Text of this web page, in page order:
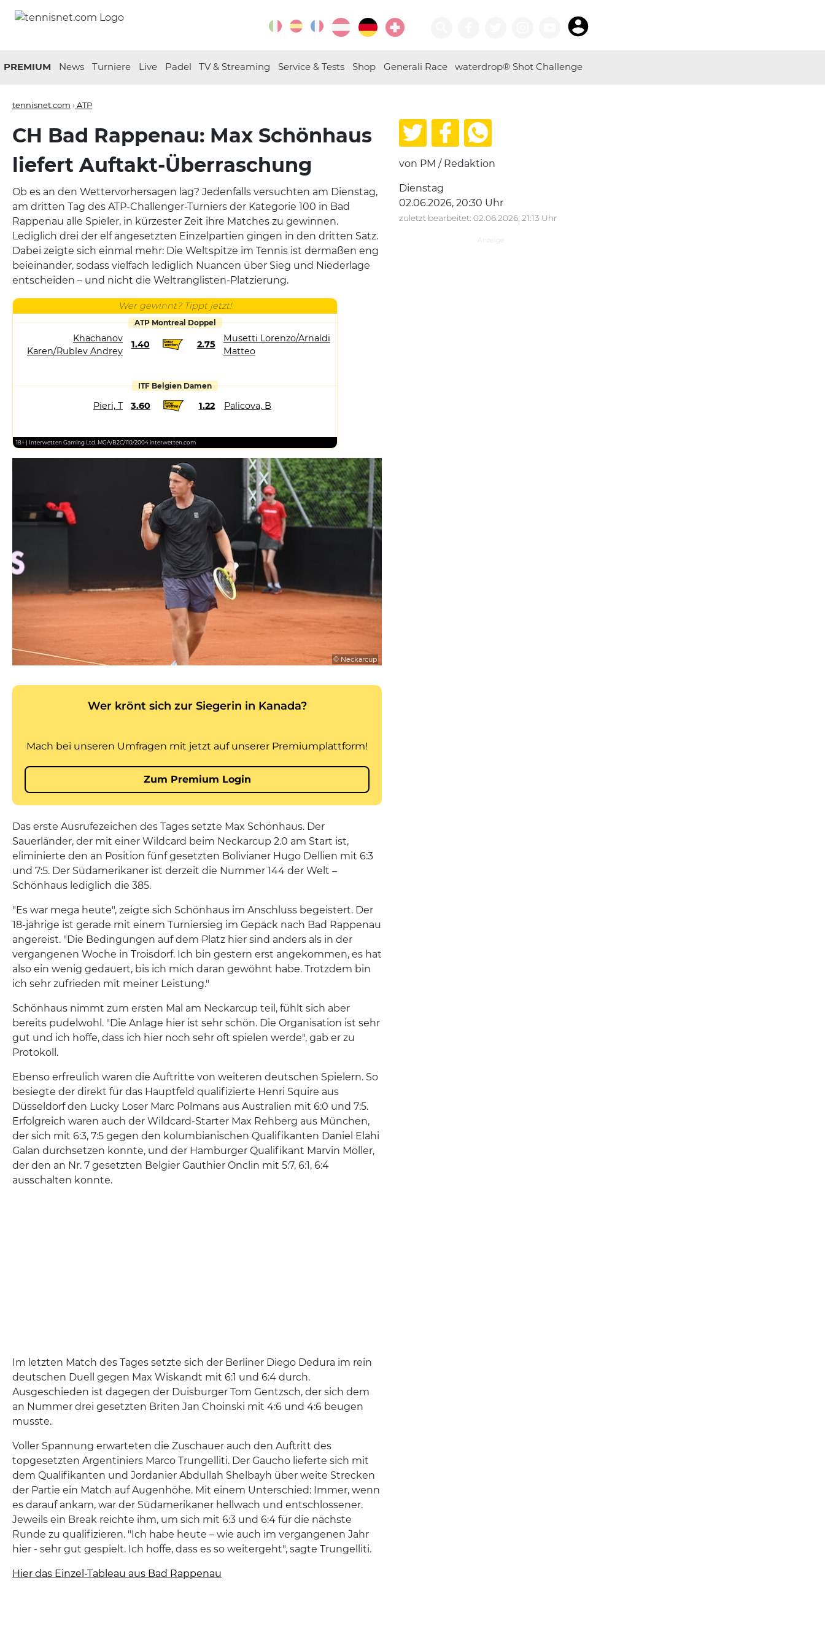
PREMIUM News Turniere Live Padel TV & Streaming Service & Tests Shop Generali Race waterdrop® Shot Challenge
tennisnet.com › ATP
CH Bad Rappenau: Max Schönhaus
liefert Auftakt-Überraschung
Ob es an den Wettervorhersagen lag? Jedenfalls versuchten am Dienstag,
am dritten Tag des ATP-Challenger-Turniers der Kategorie 100 in Bad
Rappenau alle Spieler, in kürzester Zeit ihre Matches zu gewinnen.
Lediglich drei der elf angesetzten Einzelpartien gingen in den dritten Satz.
Dabei zeigte sich einmal mehr: Die Weltspitze im Tennis ist dermaßen eng
beieinander, sodass vielfach lediglich Nuancen über Sieg und Niederlage
entscheiden – und nicht die Weltranglisten-Platzierung.
Wer gewinnt? Tippt jetzt!
ATP Montreal Doppel
Khachanov
Karen/Rublev Andrey
1.40 2.75
Musetti Lorenzo/Arnaldi
Matteo
ITF Belgien Damen
Pieri, T 3.60 1.22 Palicova, B
18+ | Interwetten Gaming Ltd. MGA/B2C/110/2004 interwetten.com
© Neckarcup
Das erste Ausrufezeichen des Tages setzte Max Schönhaus. Der
Sauerländer, der mit einer Wildcard beim Neckarcup 2.0 am Start ist,
eliminierte den an Position fünf gesetzten Bolivianer Hugo Dellien mit 6:3
und 7:5. Der Südamerikaner ist derzeit die Nummer 144 der Welt –
Schönhaus lediglich die 385.
"Es war mega heute", zeigte sich Schönhaus im Anschluss begeistert. Der
18-jährige ist gerade mit einem Turniersieg im Gepäck nach Bad Rappenau
angereist. "Die Bedingungen auf dem Platz hier sind anders als in der
vergangenen Woche in Troisdorf. Ich bin gestern erst angekommen, es hat
also ein wenig gedauert, bis ich mich daran gewöhnt habe. Trotzdem bin
ich sehr zufrieden mit meiner Leistung."
Schönhaus nimmt zum ersten Mal am Neckarcup teil, fühlt sich aber
bereits pudelwohl. "Die Anlage hier ist sehr schön. Die Organisation ist sehr
gut und ich hoffe, dass ich hier noch sehr oft spielen werde", gab er zu
Protokoll.
Ebenso erfreulich waren die Auftritte von weiteren deutschen Spielern. So
besiegte der direkt für das Hauptfeld qualifizierte Henri Squire aus
Düsseldorf den Lucky Loser Marc Polmans aus Australien mit 6:0 und 7:5.
Erfolgreich waren auch der Wildcard-Starter Max Rehberg aus München,
der sich mit 6:3, 7:5 gegen den kolumbianischen Qualifikanten Daniel Elahi
Galan durchsetzen konnte, und der Hamburger Qualifikant Marvin Möller,
der den an Nr. 7 gesetzten Belgier Gauthier Onclin mit 5:7, 6:1, 6:4
ausschalten konnte.
Im letzten Match des Tages setzte sich der Berliner Diego Dedura im rein
deutschen Duell gegen Max Wiskandt mit 6:1 und 6:4 durch.
Ausgeschieden ist dagegen der Duisburger Tom Gentzsch, der sich dem
an Nummer drei gesetzten Briten Jan Choinski mit 4:6 und 4:6 beugen
musste.
Voller Spannung erwarteten die Zuschauer auch den Auftritt des
topgesetzten Argentiniers Marco Trungelliti. Der Gaucho lieferte sich mit
dem Qualifikanten und Jordanier Abdullah Shelbayh über weite Strecken
der Partie ein Match auf Augenhöhe. Mit einem Unterschied: Immer, wenn
es darauf ankam, war der Südamerikaner hellwach und entschlossener.
Jeweils ein Break reichte ihm, um sich mit 6:3 und 6:4 für die nächste
Runde zu qualifizieren. "Ich habe heute – wie auch im vergangenen Jahr
hier - sehr gut gespielt. Ich hoffe, dass es so weitergeht", sagte Trungelliti.
Hier das Einzel-Tableau aus Bad Rappenau
von PM / Redaktion
Dienstag
02.06.2026, 20:30 Uhr
zuletzt bearbeitet: 02.06.2026, 21:13 Uhr